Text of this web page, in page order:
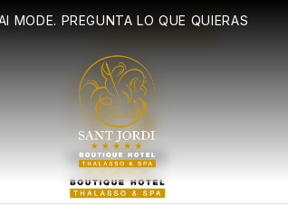
MODE. PREGUNTA LO QUE QUIERAS
exclusivas SUSCRIBIRME